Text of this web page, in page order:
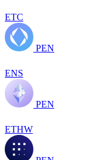
ETC
PEN
ENS
PEN
ETHW